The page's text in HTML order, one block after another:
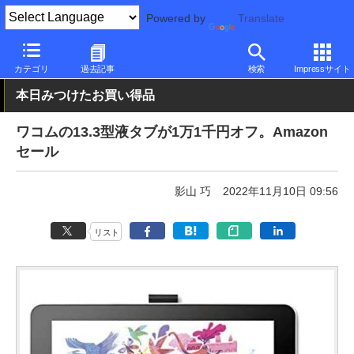
Powered by Translate
カテゴリ 過去記事 検索 Impressサイト
PC Watch 半導体/周辺機器 ワコム
本日みつけたお買い得品
ワコムの13.3型液タブが1万1千円オフ。Amazon
セール
影山 巧 2022年11月10日 09:56
リスト